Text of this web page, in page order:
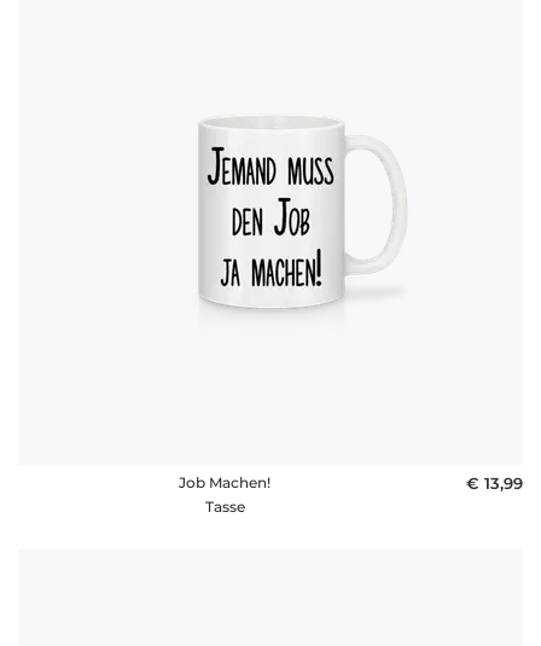
Job Machen!
Tasse
€ 13,99